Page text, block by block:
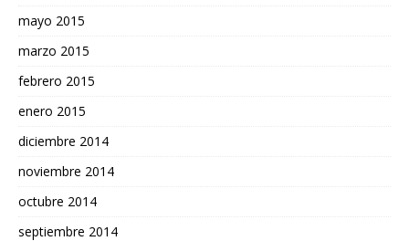
mayo 2015
marzo 2015
febrero 2015
enero 2015
diciembre 2014
noviembre 2014
octubre 2014
septiembre 2014